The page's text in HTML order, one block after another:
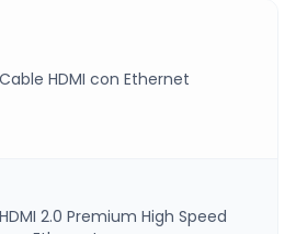
Cable HDMI con Ethernet
HDMI 2.0 Premium High Speed